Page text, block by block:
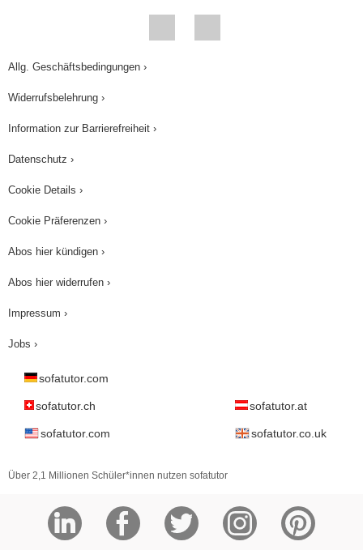
Allg. Geschäftsbedingungen ›
Widerrufsbelehrung ›
Information zur Barrierefreiheit ›
Datenschutz ›
Cookie Details ›
Cookie Präferenzen ›
Abos hier kündigen ›
Abos hier widerrufen ›
Impressum ›
Jobs ›
sofatutor.com
sofatutor.ch sofatutor.at
sofatutor.com sofatutor.co.uk
Über 2,1 Millionen Schüler*innen nutzen sofatutor